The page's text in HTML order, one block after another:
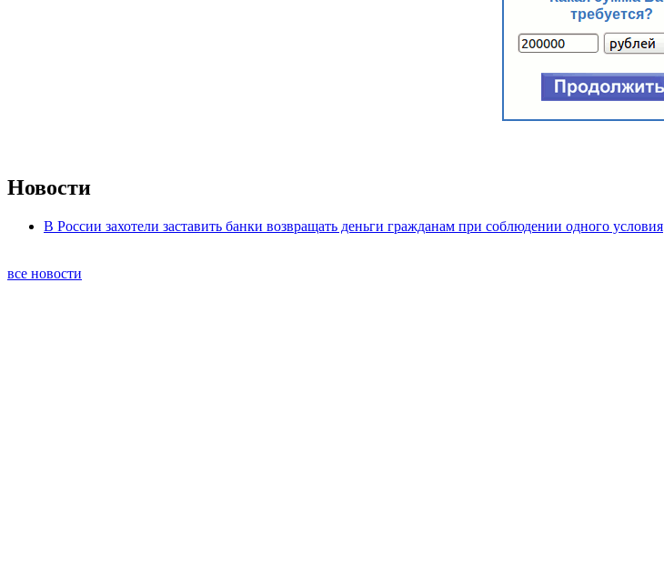
Новости
В России захотели заставить банки возвращать деньги гражданам при соблюдении одного условия
все новости